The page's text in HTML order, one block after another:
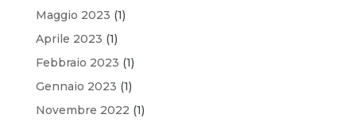
Maggio 2023 (1)
Aprile 2023 (1)
Febbraio 2023 (1)
Gennaio 2023 (1)
Novembre 2022 (1)